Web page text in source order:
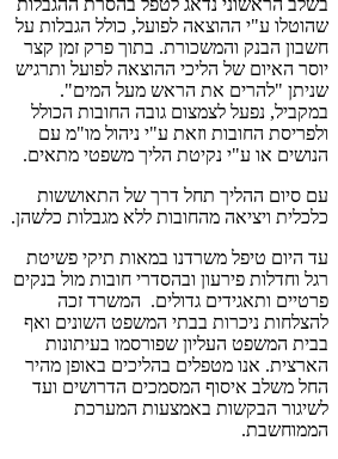
בשלב הראשוני נדאג לטפל בהסרת ההגבלות
שהוטלו ע"י ההוצאה לפועל, כולל הגבלות על
חשבון הבנק והמשכורת. בתוך פרק זמן קצר
יוסר האיום של הליכי ההוצאה לפועל ותרגיש
שניתן "להרים את הראש מעל המים".
במקביל, נפעל לצמצום גובה החובות הכולל
ולפריסת החובות וזאת ע"י ניהול מו"מ עם
הנושים או ע"י נקיטת הליך משפטי מתאים.
עם סיום ההליך תחל דרך של התאוששות
כלכלית ויציאה מהחובות ללא מגבלות כלשהן.
עד היום טיפל משרדנו במאות תיקי פשיטת
רגל וחדלות פירעון ובהסדרי חובות מול בנקים
פרטיים ותאגידים גדולים. המשרד זכה
להצלחות ניכרות בבתי המשפט השונים ואף
בבית המשפט העליון שפורסמו בעיתונות
הארצית. אנו מטפלים בהליכים באופן מהיר
החל משלב איסוף המסמכים הדרושים ועד
לשיגור הבקשות באמצעות המערכת
הממוחשבת.